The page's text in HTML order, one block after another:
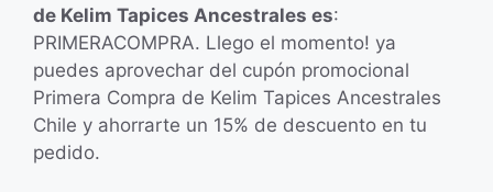
de Kelim Tapices Ancestrales es:
PRIMERACOMPRA. Llego el momento! ya
puedes aprovechar del cupón promocional
Primera Compra de Kelim Tapices Ancestrales
Chile y ahorrarte un 15% de descuento en tu
pedido.